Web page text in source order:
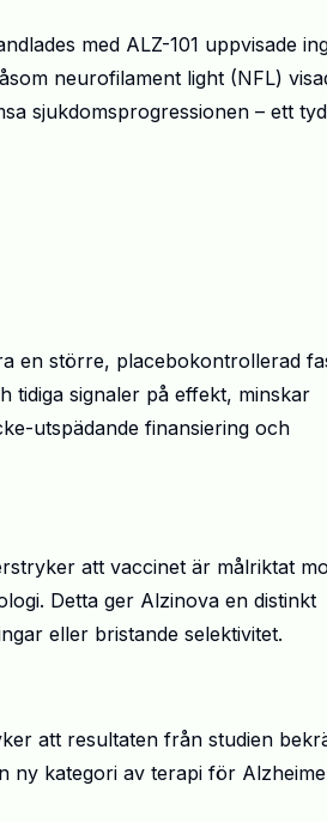
med ALZ-101 uppvisade
neurofilament light (NFL)
sjukdomsprogressionen – ett
en större, placebokontrollerad
tidiga signaler på effekt, minskar
utspädande finansiering och
att vaccinet är målriktat
Detta ger Alzinova en distinkt
eller bristande selektivitet.
att resultaten från studien
ny kategori av terapi för